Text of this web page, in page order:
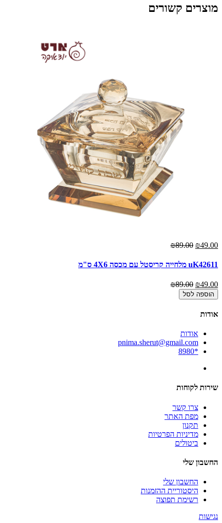
מוצרים קשורים
₪49.00
₪89.00
uK42611 מלחייה קריסטל עם מכסה 4X6 ס"מ
₪49.00
₪89.00
הוספה לסל
אודות
אודות
pnima.sherut@gmail.com
*8980
שירות לקוחות
צרו קשר
מפת האתר
תקנון
מדיניות הפרטיות
ביטולים
החשבון שלי
החשבון שלי
היסטוריית ההזמנות
רשימת תפוצה
נגישות